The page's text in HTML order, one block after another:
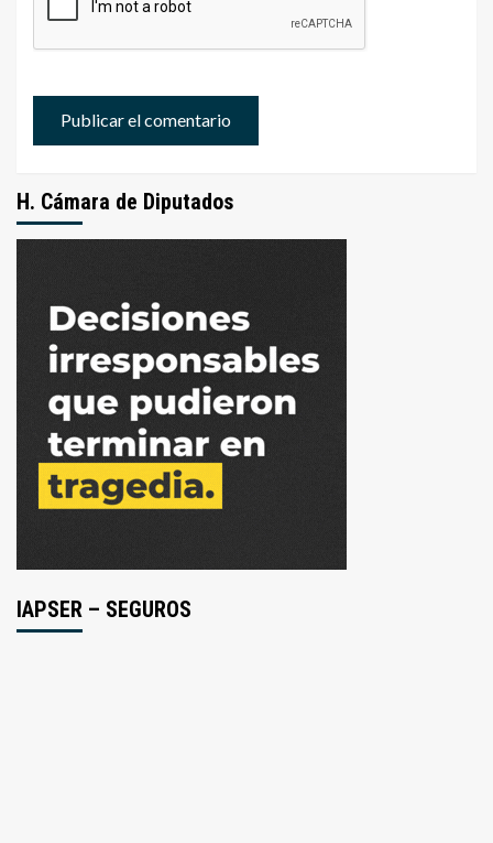
H. Cámara de Diputados
IAPSER – SEGUROS